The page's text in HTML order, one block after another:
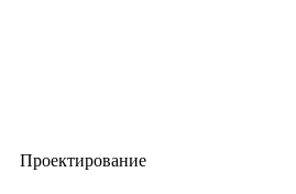
Проектирование